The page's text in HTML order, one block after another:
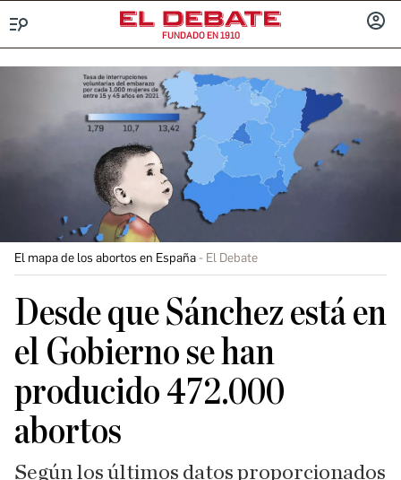
FUNDADO EN 1910
El mapa de los abortos en España El Debate
Desde que Sánchez está en
el Gobierno se han
producido 472.000
abortos
Según los últimos datos proporcionados